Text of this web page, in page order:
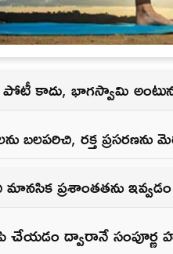
కాదు, భాగస్వామి అంటున్న
బలపరిచి, రక్త ప్రసరణను
మానసిక ప్రశాంతతను
చేయడం ద్వారానే సంపూర్ణ